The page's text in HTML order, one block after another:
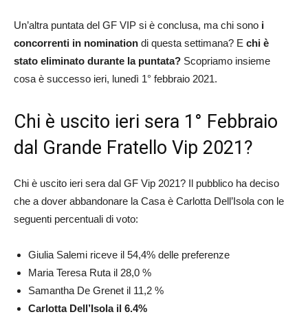
Un’altra puntata del GF VIP si è conclusa, ma chi sono i
concorrenti in nomination di questa settimana? E chi è
stato eliminato durante la puntata? Scopriamo insieme
cosa è successo ieri, lunedì 1° febbraio 2021.
Chi è uscito ieri sera 1° Febbraio
dal Grande Fratello Vip 2021?
Chi è uscito ieri sera dal GF Vip 2021? Il pubblico ha deciso
che a dover abbandonare la Casa è Carlotta Dell’Isola con le
seguenti percentuali di voto:
Giulia Salemi riceve il 54,4% delle preferenze
Maria Teresa Ruta il 28,0 %
Samantha De Grenet il 11,2 %
Carlotta Dell’Isola il 6.4%